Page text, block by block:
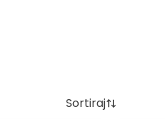
Sortiraj